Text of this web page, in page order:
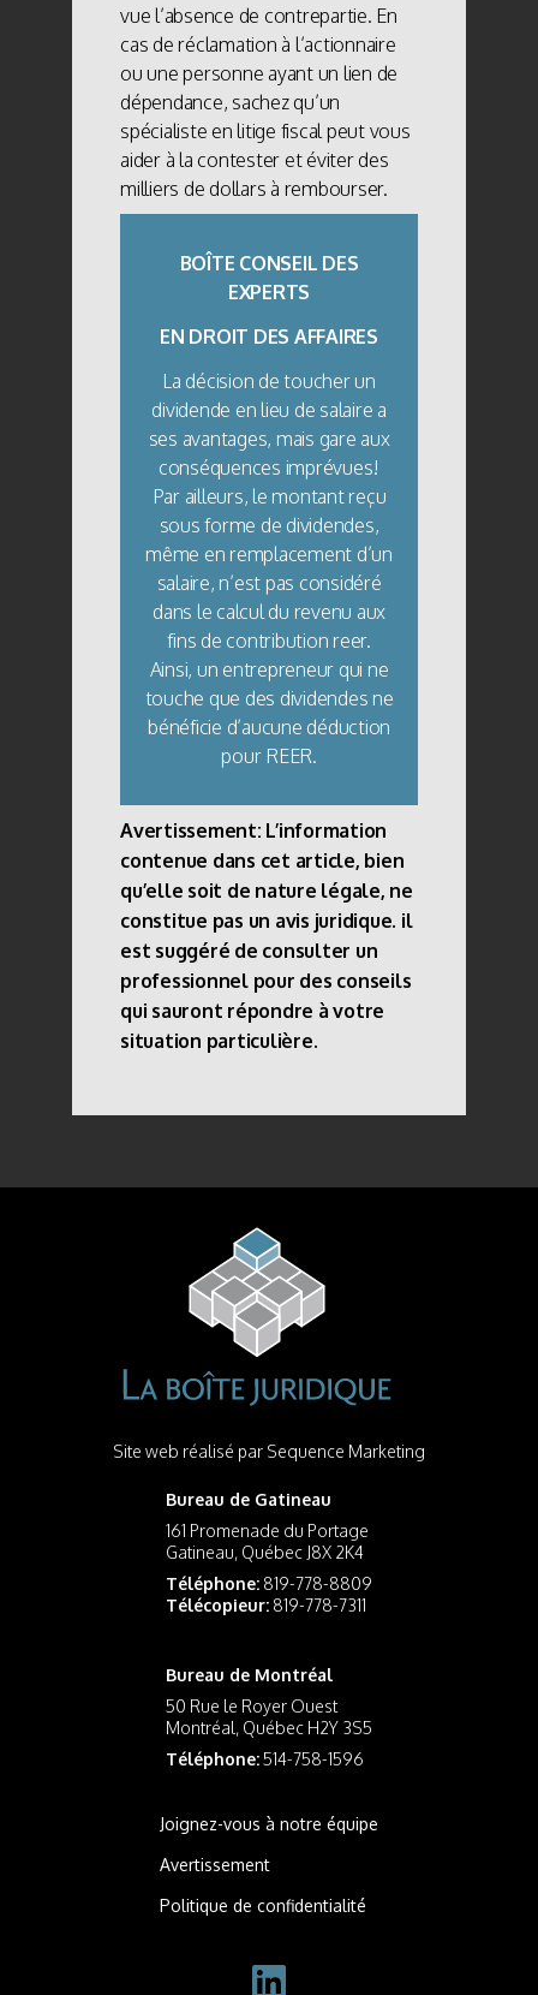
vue l’absence de contrepartie. En
cas de réclamation à l’actionnaire
ou une personne ayant un lien de
dépendance, sachez qu’un
spécialiste en litige fiscal peut vous
aider à la contester et éviter des
milliers de dollars à rembourser.
BOÎTE CONSEIL DES
EXPERTS
EN DROIT DES AFFAIRES
La décision de toucher un
dividende en lieu de salaire a
ses avantages, mais gare aux
conséquences imprévues!
Par ailleurs, le montant reçu
sous forme de dividendes,
même en remplacement d’un
salaire, n’est pas considéré
dans le calcul du revenu aux
fins de contribution reer.
Ainsi, un entrepreneur qui ne
touche que des dividendes ne
bénéficie d’aucune déduction
pour REER.
Avertissement: L’information
contenue dans cet article, bien
qu’elle soit de nature légale, ne
constitue pas un avis juridique. il
est suggéré de consulter un
professionnel pour des conseils
qui sauront répondre à votre
situation particulière.
Site web réalisé par Sequence Marketing
Bureau de Gatineau
161 Promenade du Portage
Gatineau, Québec J8X 2K4
Téléphone: 819-778-8809
Télécopieur: 819-778-7311
Bureau de Montréal
50 Rue le Royer Ouest
Montréal, Québec H2Y 3S5
Téléphone:514-758-1596
Joignez-vous à notre équipe
Avertissement
Politique de confidentialité